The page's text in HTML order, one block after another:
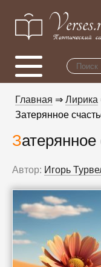
Главная ⇒ Лирика
Затерянное
Автор: Игорь